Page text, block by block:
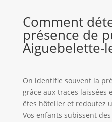
Comment
présence de
Aiguebelette-
On identifie souvent la
grâce aux traces laissées
êtes hôtelier et redoutez
Vos enfants subissent